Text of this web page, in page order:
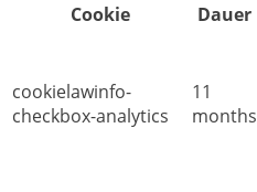
Cookie
Dauer
cookielawinfo-
checkbox-analytics
11
months